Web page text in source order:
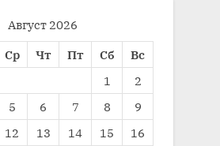
Август 2026
Ср Чт Пт Сб
Вс
1
2
5 6 7 8
9
12 13 14 15
16